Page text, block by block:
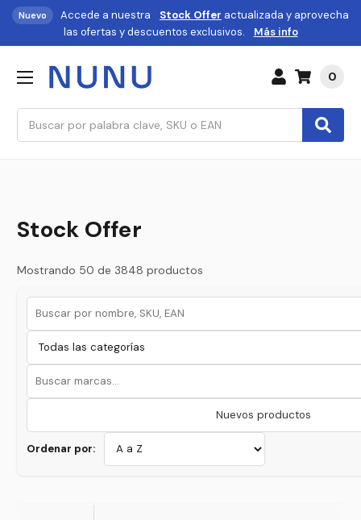
Nuevo Accede a nuestra Stock Offer actualizada y aprovecha
las ofertas y descuentos exclusivos.
Más info
0
Stock Offer
Mostrando 50 de 3848 productos
Nuevos productos
Ordenar por: